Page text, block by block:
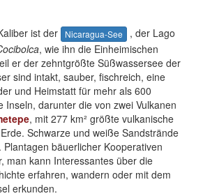
ist der Nicaragua-See
, der Lago
, wie ihn die Einheimischen
er der zehntgrößte Süßwassersee der
sind intakt, sauber, fischreich, eine
und Heimstatt für mehr als 600
Inseln, darunter die von zwei Vulkanen
, mit 277 km² größte vulkanische
Schwarze und weiße Sandstrände
Plantagen bäuerlicher Kooperativen
man kann Interessantes über die
erfahren, wandern oder mit dem
erkunden.